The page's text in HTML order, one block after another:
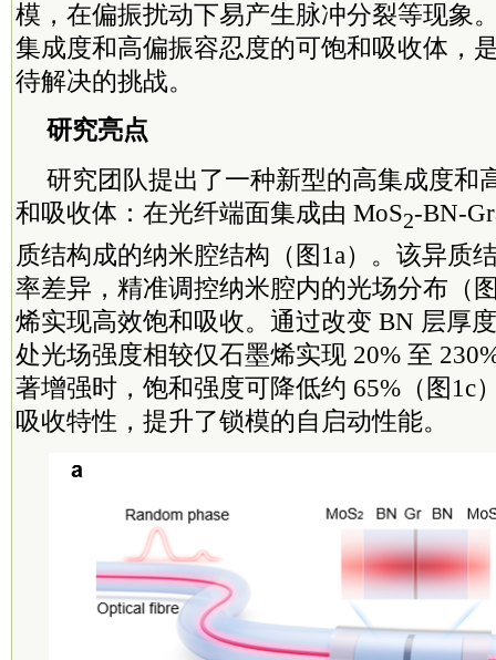
模，在偏振扰动下易产生脉冲分裂等现象
集成度和高偏振容忍度的可饱和吸收体，
待解决的挑战。
研究亮点
研究团队提出了一种新型的高集成度和
和吸收体：在光纤端面集成由 MoS2-BN-
质结构成的纳米腔结构（图1a）。该异质
率差异，精准调控纳米腔内的光场分布（
烯实现高效饱和吸收。通过改变 BN 层厚
处光场强度相较仅石墨烯实现 20% 至
著增强时，饱和强度可降低约 65%（图1c
吸收特性，提升了锁模的自启动性能。